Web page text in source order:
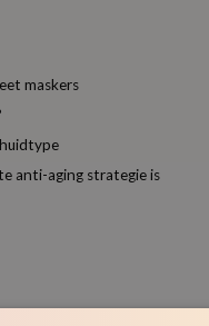
maskers
anti-aging strategie is